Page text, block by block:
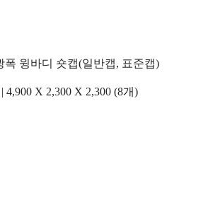
폭 윙바디 숏캡(일반캡, 표준캡)
4,900 X 2,300 X 2,300 (8개)